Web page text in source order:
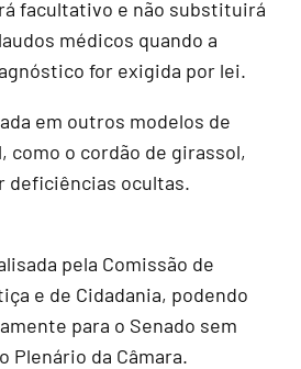
facultativo e não substituirá
médicos quando a
for exigida por lei.
em outros modelos de
como o cordão de girassol,
deficiências ocultas.
pela Comissão de
e de Cidadania, podendo
para o Senado sem
Plenário da Câmara.